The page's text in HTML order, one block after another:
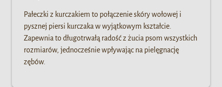
Pałeczki z kurczakiem to połączenie skóry wołowej i
pysznej piersi kurczaka w wyjątkowym kształcie.
Zapewnia to długotrwałą radość z żucia psom wszystkich
rozmiarów, jednocześnie wpływając na pielęgnację
zębów.